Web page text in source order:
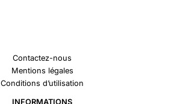
Contactez-nous
Mentions légales
Conditions d’utilisation
INFORMATIONS